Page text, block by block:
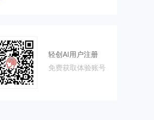
轻创AI用户注册
免费获取体验账号